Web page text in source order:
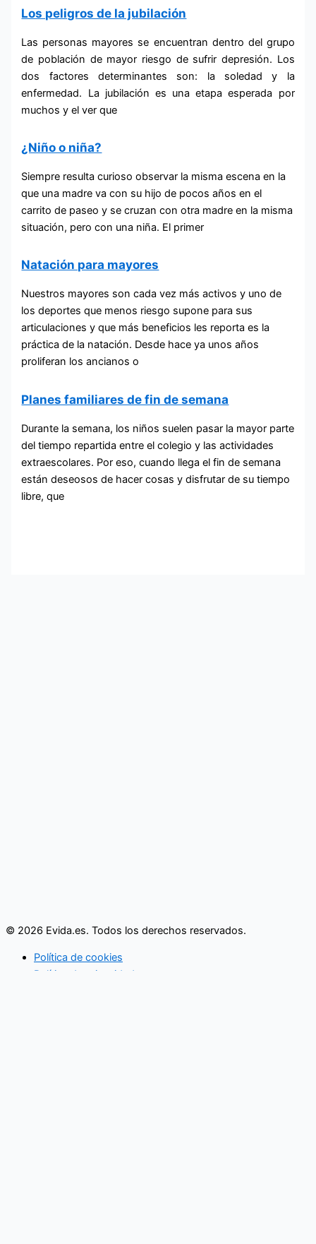
Los peligros de la jubilación
Las personas mayores se encuentran dentro del grupo
de población de mayor riesgo de sufrir depresión. Los
dos factores determinantes son: la soledad y la
enfermedad. La jubilación es una etapa esperada por
muchos y el ver que
¿Niño o niña?
Siempre resulta curioso observar la misma escena en la
que una madre va con su hijo de pocos años en el
carrito de paseo y se cruzan con otra madre en la misma
situación, pero con una niña. El primer
Natación para mayores
Nuestros mayores son cada vez más activos y uno de
los deportes que menos riesgo supone para sus
articulaciones y que más beneficios les reporta es la
práctica de la natación. Desde hace ya unos años
proliferan los ancianos o
Planes familiares de fin de semana
Durante la semana, los niños suelen pasar la mayor parte
del tiempo repartida entre el colegio y las actividades
extraescolares. Por eso, cuando llega el fin de semana
están deseosos de hacer cosas y disfrutar de su tiempo
libre, que
© 2026 Evida.es. Todos los derechos reservados.
Política de cookies
Política de privacidad